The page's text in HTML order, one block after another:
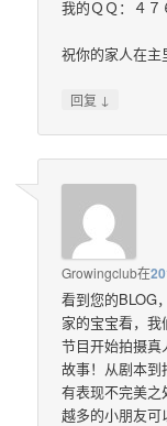
我的ＱＱ：４７
祝你的家人在主
回复 ↓
Growingclub在
看到您的BLOG
家的宝宝看，
节目开始拍摄
故事！从剧本
有表现不完美
越多的小朋友可